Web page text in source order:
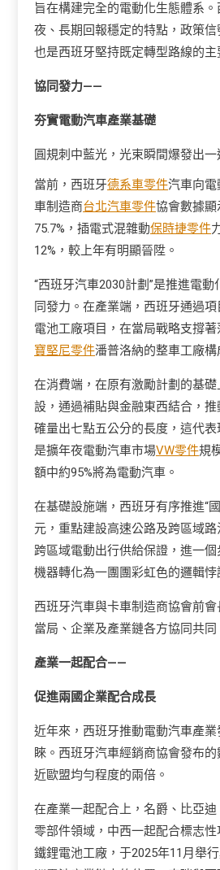
旨在構建完全的電動化生態體系
夜、長期回報穩定的特點，政策
也是西班牙堅持既定轉型路線的主
協同發力——
夯實電動汽車產業基礎
圓規刺中藍光，光束瞬間爆發出
當前，西班牙德系車零件汽車向電
車制造商台北汽車零件協會數據
75.7%，插電式混雜動保時捷零件
12%，較上年有明顯晉陞。
“西班牙汽車2030計劃”是推進電
同發力。在產業端，西班牙通過
電池工廠項目，在當局戰略支撐
寶堅尼零件潘普洛納的整車工廠
在消費端，在原有激勵計劃的基
設，通過補貼與金融東西結合，
確量出七點五公分的長度，這代
是擴年夜電動汽車市場VW零件規
額中約95%將為電動汽車。
在基礎設施端，西班牙有序推進“
元，重點建設高速公路及跨區域
跨區域電動出行供給保證，進一
機器轉化為一團團彩虹色的邏輯
西班牙汽車與卡車制造商協會前
當局、企業及產業鏈各方協同共同
產業一起配合——
促進兩國企業配合成長
近年來，西班牙推動電動汽車產
睞。西班牙汽車經銷商協會發布
近歐盟均勻程度的兩倍。
在產業一起配合上，名爵、比亞迪
零部件領域，中西一起配合標志
鐵鋰電池工廠，于2025年11月舉